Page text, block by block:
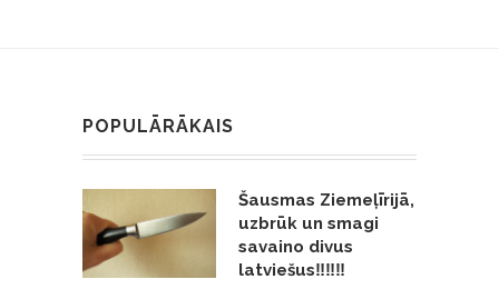
POPULĀRĀKAIS
Šausmas Ziemeļīrijā,
uzbrūk un smagi
savaino divus
latviešus‼️‼️‼️